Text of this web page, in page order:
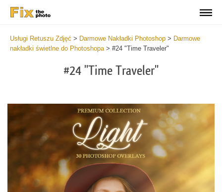
Usługi Retuszu Zdjęć > Darmowe Nakładki Photoshop > Darmowe
nakładki świetlne do Photoshopa> #24 "Time Traveler"
#24 "Time Traveler"